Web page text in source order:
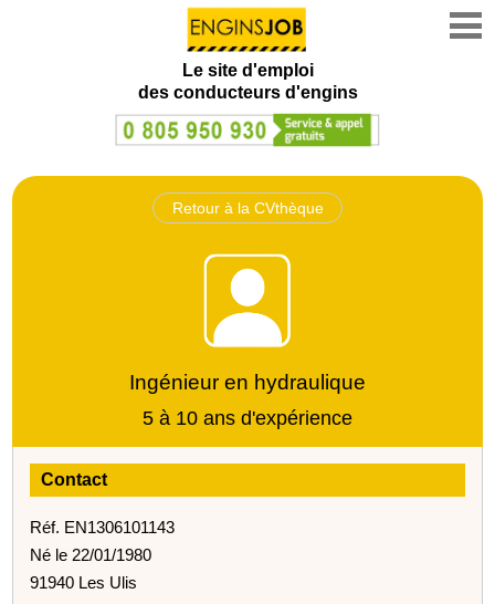
Le site d'emploi
des conducteurs d'engins
Retour à la CVthèque
Ingénieur en hydraulique
5 à 10 ans d'expérience
Contact
Réf. EN1306101143
Né le 22/01/1980
91940 Les Ulis